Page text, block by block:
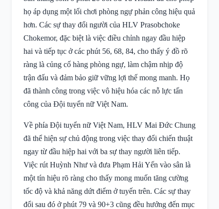
họ áp dụng một lối chơi phòng ngự phản công hiệu quả
hơn. Các sự thay đổi người của HLV Prasobchoke
Chokemor, đặc biệt là việc điều chỉnh ngay đầu hiệp
hai và tiếp tục ở các phút 56, 68, 84, cho thấy ý đồ rõ
ràng là củng cố hàng phòng ngự, làm chậm nhịp độ
trận đấu và đảm bảo giữ vững lợi thế mong manh. Họ
đã thành công trong việc vô hiệu hóa các nỗ lực tấn
công của Đội tuyển nữ Việt Nam.
Về phía Đội tuyển nữ Việt Nam, HLV Mai Đức Chung
đã thể hiện sự chủ động trong việc thay đổi chiến thuật
ngay từ đầu hiệp hai với ba sự thay người liên tiếp.
Việc rút Huỳnh Như và đưa Phạm Hải Yến vào sân là
một tín hiệu rõ ràng cho thấy mong muốn tăng cường
tốc độ và khả năng dứt điểm ở tuyến trên. Các sự thay
đổi sau đó ở phút 79 và 90+3 cũng đều hướng đến mục